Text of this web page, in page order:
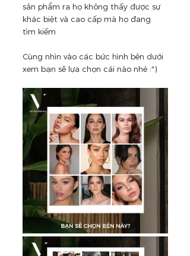
sản phẩm ra họ không thấy được sự
khác biệt và cao cấp mà họ đang
tìm kiếm
Cùng nhìn vào các bức hình bên dưới
xem bạn sẽ lựa chọn cái nào nhé :")